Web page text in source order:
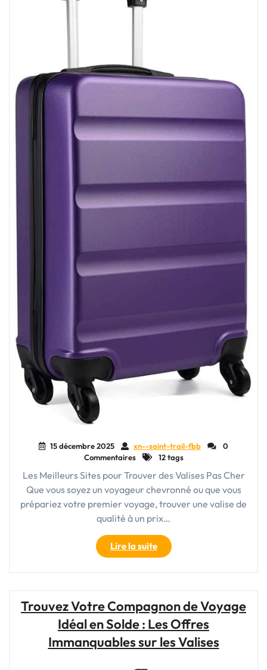
15 décembre 2025 xn--saint-trail-fbb
0
Commentaires
12 tags
Les Meilleurs Sites pour Trouver des Valises Pas Cher
Que vous soyez un voyageur chevronné ou que vous
prépariez votre premier voyage, trouver une valise de
qualité à un prix…
Lire la suite"Trouvez
Votre
Valise
Prix
Abordable
sur
ces
Trouvez Votre Compagnon de Voyage
Idéal en Solde : Les Offres
Immanquables sur les Valises